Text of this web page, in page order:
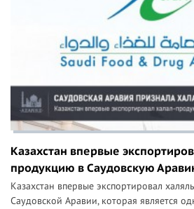
Казахстан впервые
продукцию в Саудовскую
Казахстан впервые экспортировал
Саудовской Аравии, которая является